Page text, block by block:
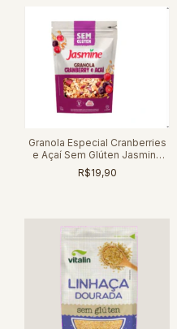
Granola Especial Cranberries
e Açaí Sem Glúten Jasmine
250g
R$19,90